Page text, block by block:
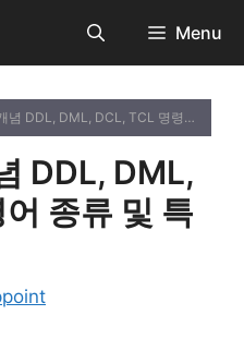
Menu
DML, DCL, TCL 명령어 종류 및 특징
DDL, DML,
종류 및 특